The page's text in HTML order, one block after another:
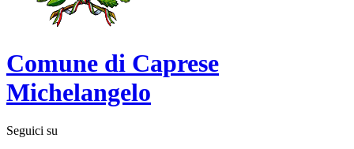
Comune di Caprese
Michelangelo
Seguici su